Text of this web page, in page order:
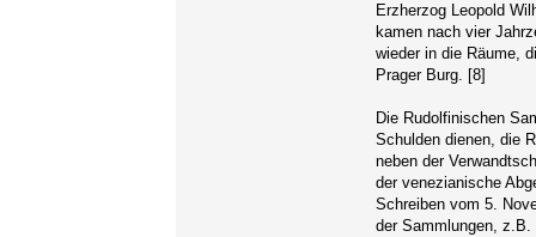
Erzherzog Leopold
kamen nach vier
wieder in die Räume,
Prager Burg. [8]
Die Rudolfinischen
Schulden dienen, die
neben der
der venezianische
Schreiben vom 5.
der Sammlungen,